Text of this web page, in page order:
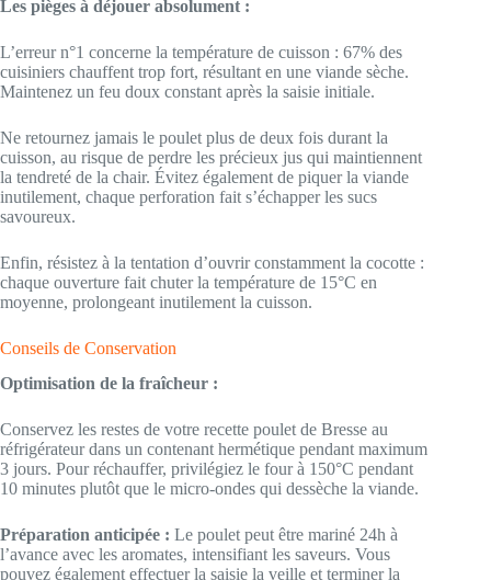
Les pièges à déjouer absolument :
L’erreur n°1 concerne la température de cuisson : 67% des
cuisiniers chauffent trop fort, résultant en une viande sèche.
Maintenez un feu doux constant après la saisie initiale.
Ne retournez jamais le poulet plus de deux fois durant la
cuisson, au risque de perdre les précieux jus qui maintiennent
la tendreté de la chair. Évitez également de piquer la viande
inutilement, chaque perforation fait s’échapper les sucs
savoureux.
Enfin, résistez à la tentation d’ouvrir constamment la cocotte :
chaque ouverture fait chuter la température de 15°C en
moyenne, prolongeant inutilement la cuisson.
Conseils de Conservation
Optimisation de la fraîcheur :
Conservez les restes de votre recette poulet de Bresse au
réfrigérateur dans un contenant hermétique pendant maximum
3 jours. Pour réchauffer, privilégiez le four à 150°C pendant
10 minutes plutôt que le micro-ondes qui dessèche la viande.
Préparation anticipée : Le poulet peut être mariné 24h à
l’avance avec les aromates, intensifiant les saveurs. Vous
pouvez également effectuer la saisie la veille et terminer la